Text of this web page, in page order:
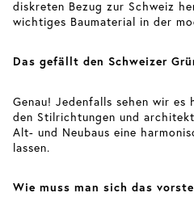
diskreten Bezug zur Schweiz
wichtiges Baumaterial in der
Das gefällt den Schweizer
Genau! Jedenfalls sehen wir es
den Stilrichtungen und
Alt- und Neubaus eine
lassen.
Wie muss man sich das